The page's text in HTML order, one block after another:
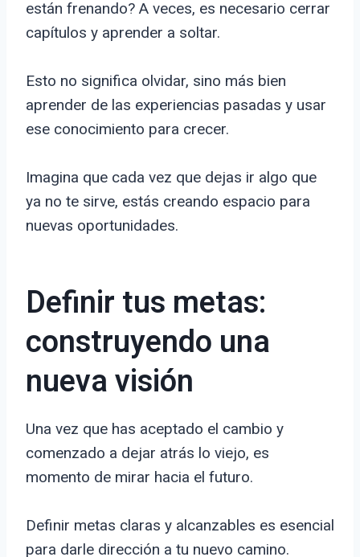
están frenando? A veces, es necesario cerrar
capítulos y aprender a soltar.
Esto no significa olvidar, sino más bien
aprender de las experiencias pasadas y usar
ese conocimiento para crecer.
Imagina que cada vez que dejas ir algo que
ya no te sirve, estás creando espacio para
nuevas oportunidades.
Definir tus metas:
construyendo una
nueva visión
Una vez que has aceptado el cambio y
comenzado a dejar atrás lo viejo, es
momento de mirar hacia el futuro.
Definir metas claras y alcanzables es esencial
para darle dirección a tu nuevo camino.